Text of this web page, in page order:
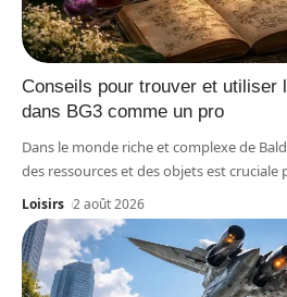
Conseils pour trouver et utiliser
dans BG3 comme un pro
Dans le monde riche et complexe de
des ressources et des objets est
Loisirs 2 août 2026